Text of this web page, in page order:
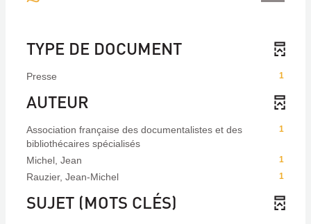
TYPE DE DOCUMENT
1
Presse
AUTEUR
1
Association française des documentalistes et des
bibliothécaires spécialisés
1
Michel, Jean
1
Rauzier, Jean-Michel
SUJET (MOTS CLÉS)